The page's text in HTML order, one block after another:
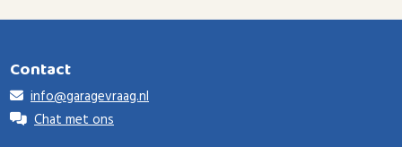
Contact
info@garagevraag.nl
Chat met ons